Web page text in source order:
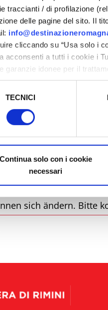
traccianti / di profilazione
delle pagine del sito. Il
cliccando su “Usa solo i
acconsenti a tutti i cookie i
garanzie idonee per il
a Tutela dei navigatori,
TECNICI
Continua solo con i cookie
necessari
der Provinz Rimini
Riviera Rimini
Bis
sich ändern. Bitte